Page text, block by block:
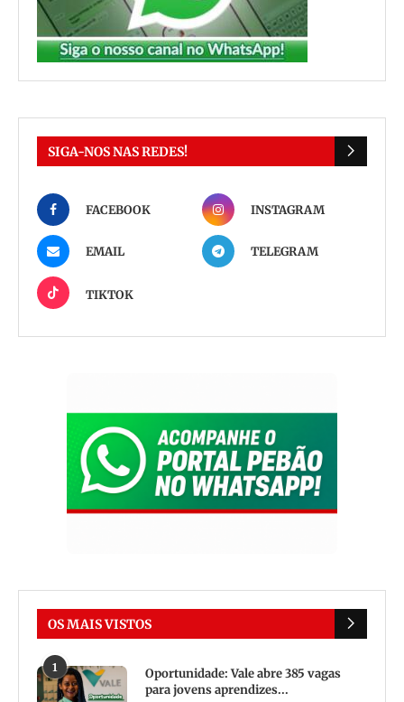
SIGA-NOS NAS REDES!
FACEBOOK INSTAGRAM
EMAIL TELEGRAM
TIKTOK
OS MAIS VISTOS
1
Oportunidade: Vale abre 385 vagas
para jovens aprendizes...